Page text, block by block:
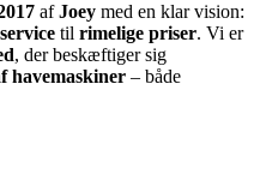
afJoey med en klar vision:
til rimelige priser. Vi er
, der beskæftiger sig
havemaskiner – både